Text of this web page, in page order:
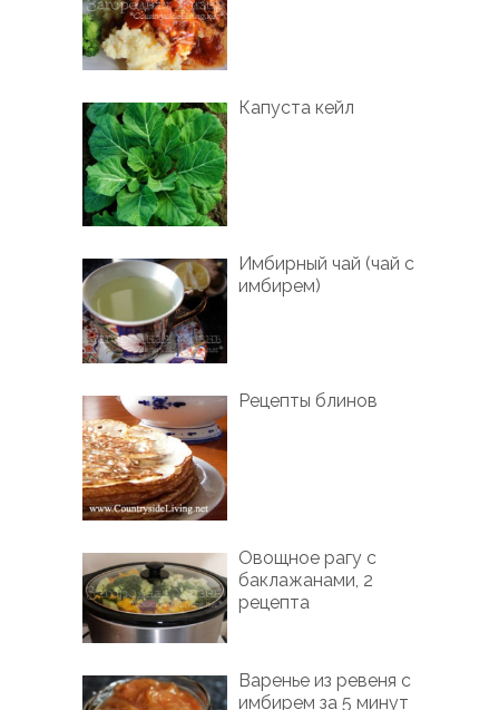
Капуста кейл
Имбирный чай (чай с
имбирем)
Рецепты блинов
Овощное рагу с
баклажанами, 2
рецепта
Варенье из ревеня с
имбирем за 5 минут